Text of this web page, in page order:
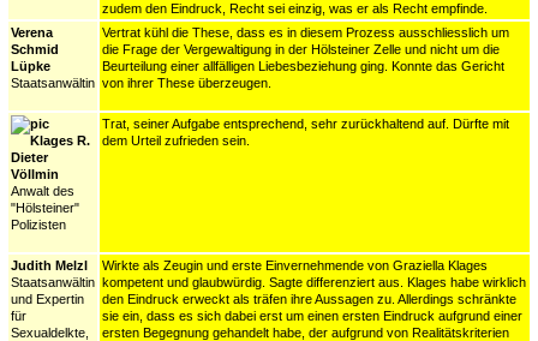
zudem den Eindruck, Recht sei einzig, was er als Recht empfinde.
Verena
Schmid
Lüpke
Staatsanwältin
Vertrat kühl die These, dass es in diesem Prozess ausschliesslich um
die Frage der Vergewaltigung in der Hölsteiner Zelle und nicht um die
Beurteilung einer allfälligen Liebesbeziehung ging. Konnte das Gericht
von ihrer These überzeugen.
Dieter
Völlmin
Anwalt des
"Hölsteiner"
Polizisten
Trat, seiner Aufgabe entsprechend, sehr zurückhaltend auf. Dürfte mit
dem Urteil zufrieden sein.
Judith Melzl
Staatsanwältin
und Expertin
für
Sexualdelkte,
Wirkte als Zeugin und erste Einvernehmende von Graziella Klages
kompetent und glaubwürdig. Sagte differenziert aus. Klages habe wirklich
den Eindruck erweckt als träfen ihre Aussagen zu. Allerdings schränkte
sie ein, dass es sich dabei erst um einen ersten Eindruck aufgrund einer
ersten Begegnung gehandelt habe, der aufgrund von Realitätskriterien